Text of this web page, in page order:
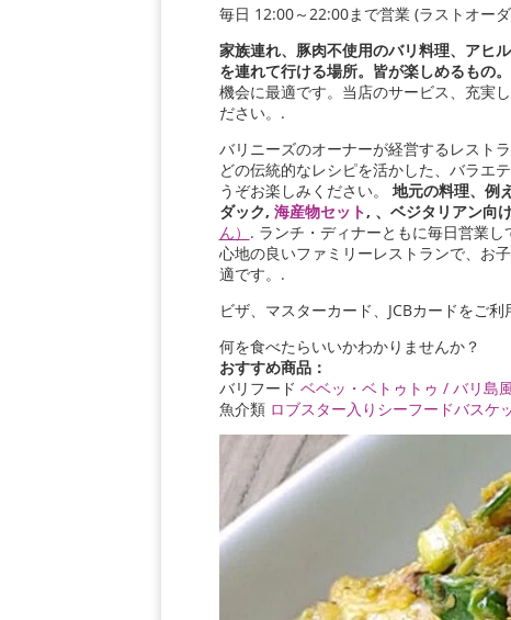
毎日 12:00～22:00まで営業 (ラストオー
家族連れ、豚肉不使用のバリ料理、アヒ
を連れて行ける場所。皆が楽しめるもの
機会に最適です。当店のサービス、充実
ださい。.
バリニーズのオーナーが経営するレスト
どの伝統的なレシピを活かした、バラエ
うぞお楽しみください。 地元の料理、例
ダック, 海産物セット, 、ベジタリアン向
ん） . ランチ・ディナーともに毎日営業
心地の良いファミリーレストランで、お
適です。.
ビザ、マスターカード、JCBカードをご
何を食べたらいいかわかりませんか？
おすすめ商品：
バリフード ベベッ・ベトゥトゥ / バリ島
魚介類 ロブスター入りシーフードバスケ